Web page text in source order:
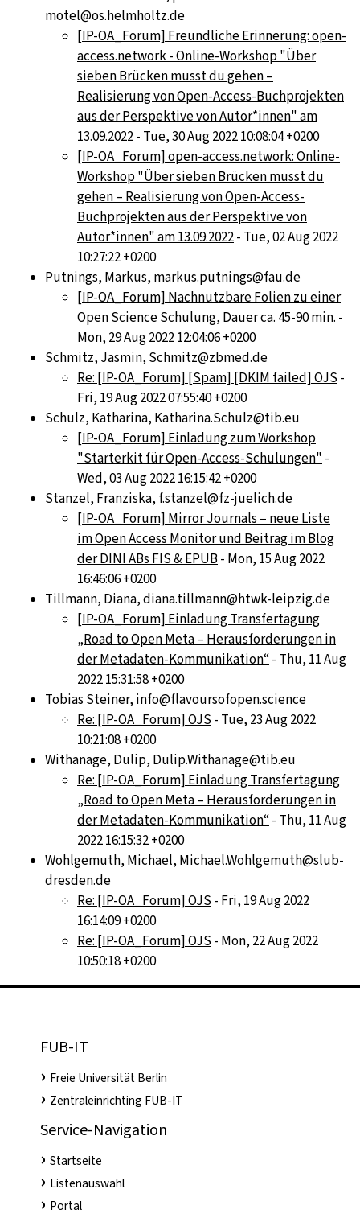
motel@os.helmholtz.de
[IP-OA_Forum] Freundliche Erinnerung: open-
access.network - Online-Workshop "Über
sieben Brücken musst du gehen –
Realisierung von Open-Access-Buchprojekten
aus der Perspektive von Autor*innen" am
13.09.2022- Tue, 30 Aug 2022 10:08:04 +0200
[IP-OA_Forum] open-access.network: Online-
Workshop "Über sieben Brücken musst du
gehen – Realisierung von Open-Access-
Buchprojekten aus der Perspektive von
Autor*innen" am 13.09.2022- Tue, 02 Aug 2022
10:27:22 +0200
Putnings, Markus, markus.putnings@fau.de
[IP-OA_Forum] Nachnutzbare Folien zu einer
Open Science Schulung, Dauer ca. 45-90 min. -
Mon, 29 Aug 2022 12:04:06 +0200
Schmitz, Jasmin, Schmitz@zbmed.de
Re: [IP-OA_Forum] [Spam] [DKIM failed] OJS -
Fri, 19 Aug 2022 07:55:40 +0200
Schulz, Katharina, Katharina.Schulz@tib.eu
[IP-OA_Forum] Einladung zum Workshop
"Starterkit für Open-Access-Schulungen" -
Wed, 03 Aug 2022 16:15:42 +0200
Stanzel, Franziska, f.stanzel@fz-juelich.de
[IP-OA_Forum] Mirror Journals – neue Liste
im Open Access Monitor und Beitrag im Blog
der DINI ABs FIS & EPUB- Mon, 15 Aug 2022
16:46:06 +0200
Tillmann, Diana, diana.tillmann@htwk-leipzig.de
[IP-OA_Forum] Einladung Transfertagung
„Road to Open Meta – Herausforderungen in
der Metadaten-Kommunikation“- Thu, 11 Aug
2022 15:31:58 +0200
Tobias Steiner, info@flavoursofopen.science
Re: [IP-OA_Forum] OJS - Tue, 23 Aug 2022
10:21:08 +0200
Withanage, Dulip, Dulip.Withanage@tib.eu
Re: [IP-OA_Forum] Einladung Transfertagung
„Road to Open Meta – Herausforderungen in
der Metadaten-Kommunikation“- Thu, 11 Aug
2022 16:15:32 +0200
Wohlgemuth, Michael, Michael.Wohlgemuth@slub-
dresden.de
Re: [IP-OA_Forum] OJS - Fri, 19 Aug 2022
16:14:09 +0200
Re: [IP-OA_Forum] OJS - Mon, 22 Aug 2022
10:50:18 +0200
FUB-IT
Freie Universität Berlin
Zentraleinrichting FUB-IT
Service-Navigation
Startseite
Listenauswahl
Portal